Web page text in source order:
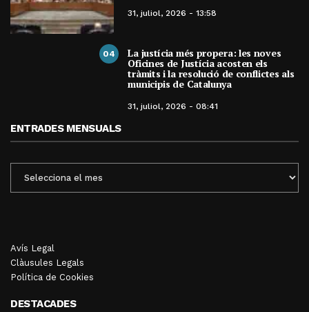
31, juliol, 2026 - 13:58
04 La justícia més propera: les noves
Oficines de Justícia acosten els
tràmits i la resolució de conflictes als
municipis de Catalunya
31, juliol, 2026 - 08:41
ENTRADES MENSUALS
MENSUALS
Avís Legal
Clàusules Legals
Política de Cookies
DESTACADES